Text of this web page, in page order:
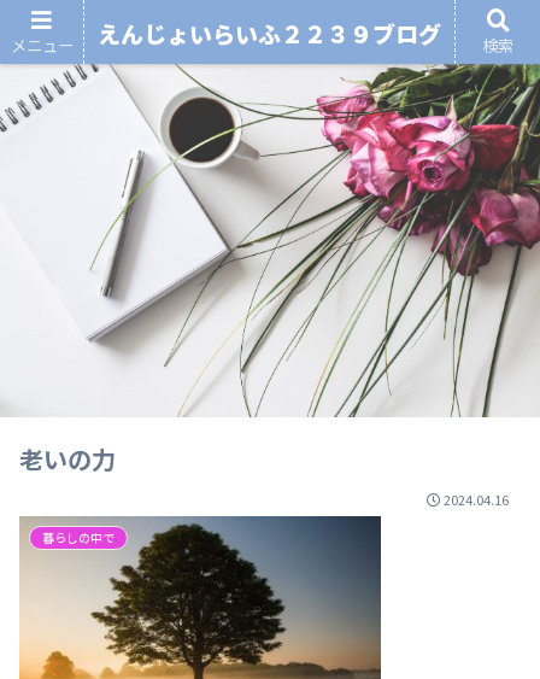
老いの力
2024.04.16
暮らしの中で
メニュー えんじょいらいふ２２３９ブログ 検索